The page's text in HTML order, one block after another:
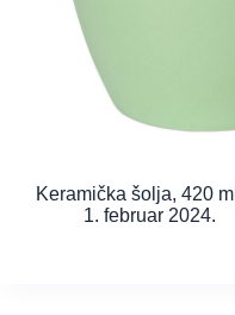
Keramička šolja, 420 ml
1. februar 2024.